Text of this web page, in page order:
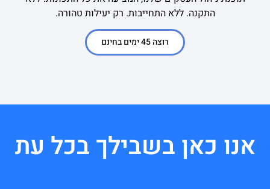
התקנה. ללא התחייבות. רק יעילות טהורה.
רוצה 45 ימים בחינם
אנו כאן בשבילך בכל עת